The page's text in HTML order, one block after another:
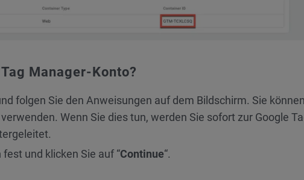
Manager-Konto?
folgen Sie den Anweisungen auf dem Bildschirm. Sie
Wenn Sie dies tun, werden Sie sofort zur Google
und klicken Sie auf “Continue“.